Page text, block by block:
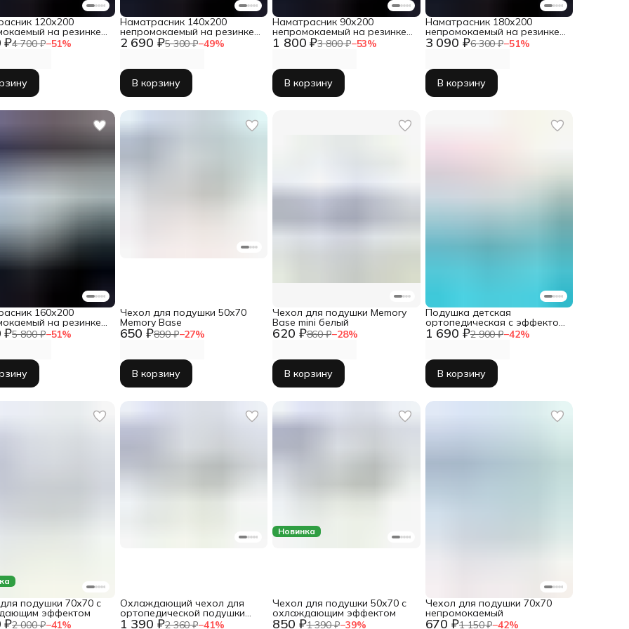
₽4 700 ₽−51%
120х200
на резинке с
2 690 ₽5 300 ₽−49%
Наматрасник 140х200
непромокаемый на резинке с
бортом
В корзину
1 800 ₽3 800 ₽−53%
Наматрасник 90х200
непромокаемый на резинке с
бортом
В корзину
3 090 ₽6 300 ₽−51%
Наматрасник 180х200
непромокаемый на резинке с
бортом
В корзину
₽5 800 ₽−51%
160х200
на резинке с
650 ₽890 ₽−27%
Чехол для подушки 50х70
Memory Base
В корзину
620 ₽860 ₽−28%
Чехол для подушки Memory
Base mini белый
В корзину
1 690 ₽2 900 ₽−42%
Подушка детская
ортопедическая с эффектом
памяти 40х60 Memory Base
mini
В корзину
₽2 000 ₽−41%
подушки 70х70 с
эффектом
1 390 ₽2 360 ₽−41%
Охлаждающий чехол для
ортопедической подушки
40х60
Новинка
850 ₽1 390 ₽−39%
Чехол для подушки 50х70 с
охлаждающим эффектом
670 ₽1 150 ₽−42%
Чехол для подушки 70х70
непромокаемый